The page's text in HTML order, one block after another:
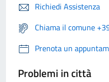
Richiedi Assistenza
Chiama il comune
Prenota un
Problemi in città